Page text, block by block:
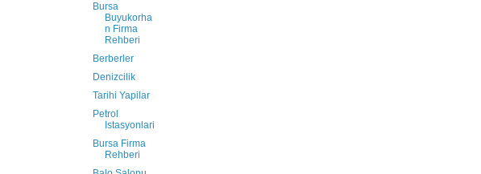
Bursa
Buyukorha
n Firma
Rehberi
Berberler
Denizcilik
Tarihi Yapilar
Petrol
Istasyonlari
Bursa Firma
Rehberi